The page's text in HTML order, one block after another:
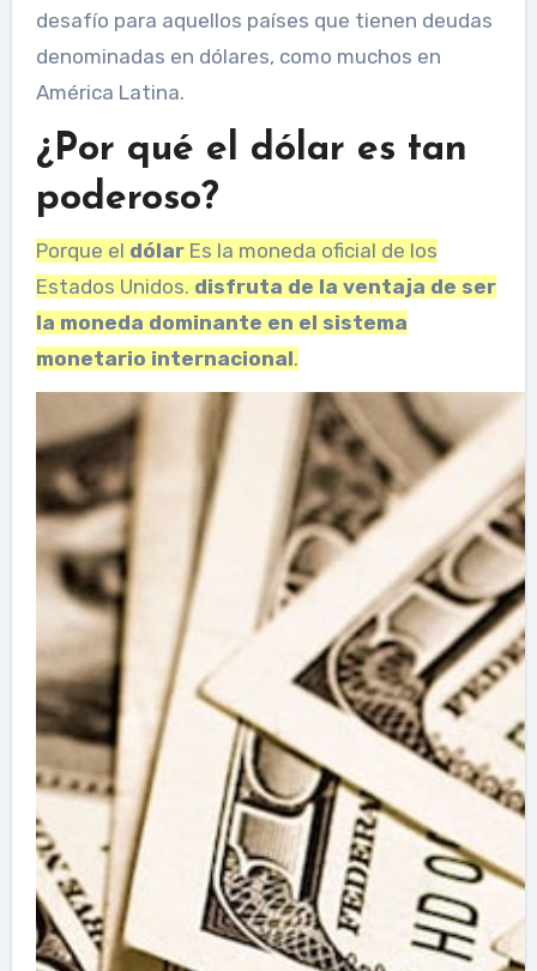
desafío para aquellos países que tienen deudas
denominadas en dólares, como muchos en
América Latina.
¿Por qué el dólar es tan
poderoso?
Porque el dólarEs la moneda oficial de los
Estados Unidos. disfruta de la ventaja de ser
la moneda dominante en el sistema
monetario internacional.